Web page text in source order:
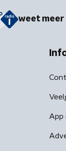
weet meer
App